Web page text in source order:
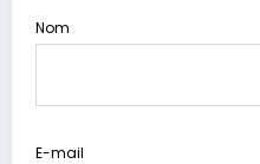
Nom
E-mail